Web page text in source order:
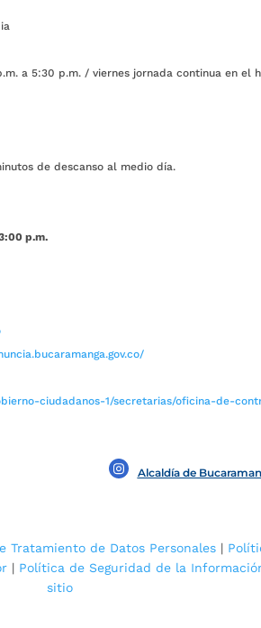
a 5:30 p.m. / viernes jornada continua en el
de descanso al medio día.
p.m.
ciudadanos-1/secretarias/oficina-de-
Alcaldía de
Tratamiento de Datos Personales |
| Política de Seguridad de la
sitio